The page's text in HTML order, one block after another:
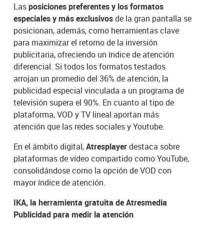
Lasposiciones preferentes y los formatos
especiales y más exclusivosde la gran pantalla se
posicionan, además, como herramientas clave
para maximizar el retorno de la inversión
publicitaria, ofreciendo un índice de atención
diferencial. Si todos los formatos testados
arrojan un promedio del 36% de atención, la
publicidad especial vinculada a un programa de
televisión supera el 90%. En cuanto al tipo de
plataforma, VOD y TV lineal aportan más
atención que las redes sociales y Youtube.
En el ámbito digital,Atresplayerdestaca sobre
plataformas de vídeo compartido como YouTube,
consolidándose como la opción de VOD con
mayor índice de atención.
IKA, la herramienta gratuita de Atresmedia
Publicidad para medir la atención